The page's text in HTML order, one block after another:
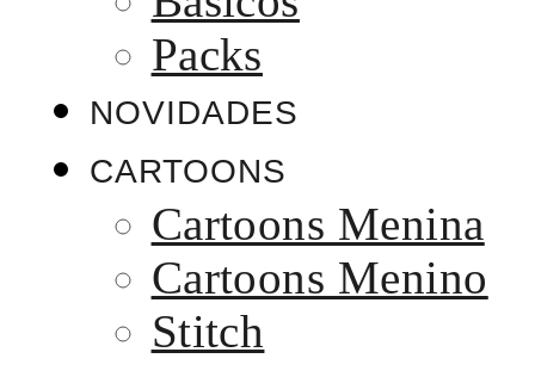
Packs
NOVIDADES
CARTOONS
Cartoons Menina
Cartoons Menino
Stitch